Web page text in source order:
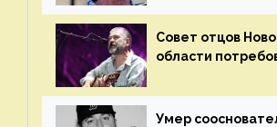
Совет отцов
области
«Сплин»
Умер